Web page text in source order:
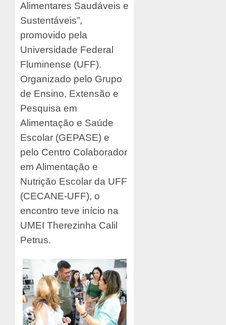
Alimentares Saudáveis e
Sustentáveis”,
promovido pela
Universidade Federal
Fluminense (UFF).
Organizado pelo Grupo
de Ensino, Extensão e
Pesquisa em
Alimentação e Saúde
Escolar (GEPASE) e
pelo Centro Colaborador
em Alimentação e
Nutrição Escolar da UFF
(CECANE-UFF), o
encontro teve início na
UMEI Therezinha Calil
Petrus.